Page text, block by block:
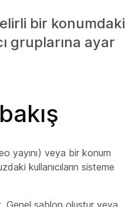
bir konumdaki
gruplarına ayar
yayını) veya bir konum
kullanıcıların sisteme
Genel şablon oluştur veya